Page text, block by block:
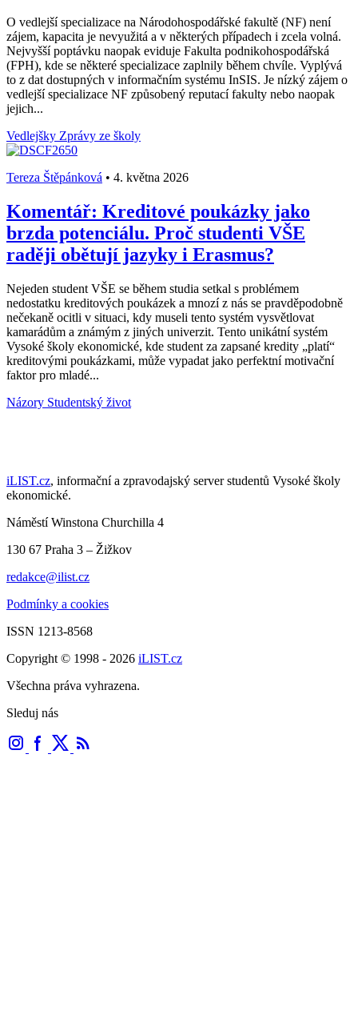
O vedlejší specializace na Národohospodářské fakultě (NF) není
zájem, kapacita je nevyužitá a v některých případech i zcela volná.
Nejvyšší poptávku naopak eviduje Fakulta podnikohospodářská
(FPH), kde se některé specializace zaplnily během chvíle. Vyplývá
to z dat dostupných v informačním systému InSIS. Je nízký zájem o
vedlejší specializace NF způsobený reputací fakulty nebo naopak
jejich...
Vedlejšky Zprávy ze školy
Tereza Štěpánková • 4. května 2026
Komentář: Kreditové poukázky jako
brzda potenciálu. Proč studenti VŠE
raději obětují jazyky i Erasmus?
Nejeden student VŠE se během studia setkal s problémem
nedostatku kreditových poukázek a mnozí z nás se pravděpodobně
nečekaně ocitli v situaci, kdy museli tento systém vysvětlovat
kamarádům a známým z jiných univerzit. Tento unikátní systém
Vysoké školy ekonomické, kde student za zapsané kredity „platí“
kreditovými poukázkami, může vypadat jako perfektní motivační
faktor pro mladé...
Názory Studentský život
iLIST.cz, informační a zpravodajský server studentů Vysoké školy
ekonomické.
Náměstí Winstona Churchilla 4
130 67 Praha 3 – Žižkov
redakce@ilist.cz
Podmínky a cookies
ISSN 1213-8568
Copyright © 1998 - 2026 iLIST.cz
Všechna práva vyhrazena.
Sleduj nás